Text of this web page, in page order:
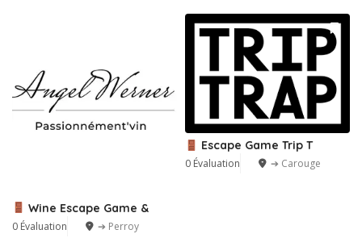
Wine Escape Game &
0 Évaluation ➔ Perroy
Escape Game Trip T
0 Évaluation ➔ Carouge